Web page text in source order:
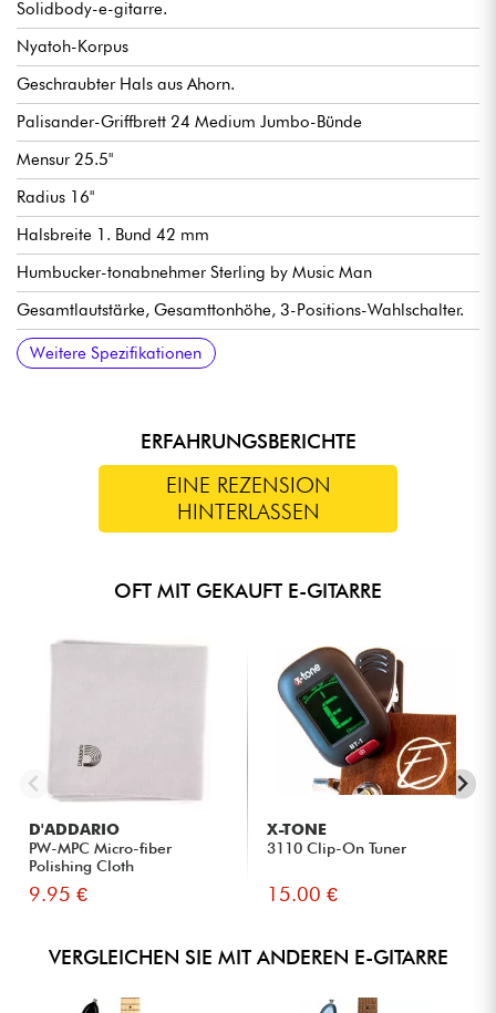
Solidbody-e-gitarre.
Nyatoh-Korpus
Geschraubter Hals aus Ahorn.
Palisander-Griffbrett 24 Medium Jumbo-Bünde
Mensur 25.5"
Radius 16"
Halsbreite 1. Bund 42 mm
Humbucker-tonabnehmer Sterling by Music Man
Gesamtlautstärke, Gesamttonhöhe, 3-Positions-Wahlschalter.
Steg/Vibrato einfach arretiert Sterling by Music Modern
Tremolo
Locking-Mechaniken Sterling by Music Locking Tuners.
Inklusive Gigbag von Sterling by Music Man
Weitere Spezifikationen
ERFAHRUNGSBERICHTE
EINE REZENSION
HINTERLASSEN
OFT MIT GEKAUFT E-GITARRE
D'ADDARIO
PW-MPC Micro-fiber
Polishing Cloth
9.95 €
X-TONE
3110 Clip-On Tuner
15.00 €
VERGLEICHEN SIE MIT ANDEREN E-GITARRE